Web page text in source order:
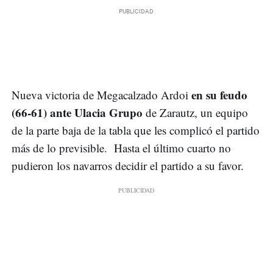
Nueva victoria de Megacalzado Ardoi en su feudo
(66-61) ante Ulacia Grupo de Zarautz, un equipo
de la parte baja de la tabla que les complicó el partido
más de lo previsible. Hasta el último cuarto no
pudieron los navarros decidir el partido a su favor.